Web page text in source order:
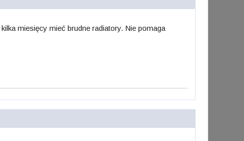
miesięcy mieć brudne radiatory. Nie pomaga